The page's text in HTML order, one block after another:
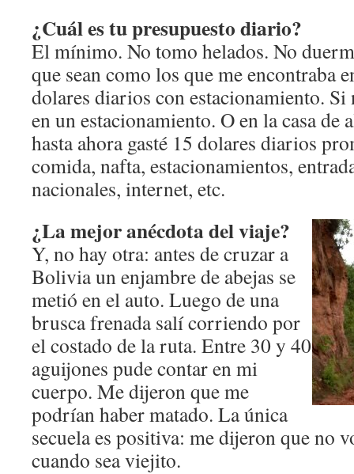
¿Cuál es tu presupuesto diario?
El mínimo. No tomo helados. No
que sean como los que me encontraba
dolares diarios con estacionamiento.
en un estacionamiento. O en la casa de
hasta ahora gasté 15 dolares diarios
comida, nafta, estacionamientos,
nacionales, internet, etc.
¿La mejor anécdota del viaje?
Y, no hay otra: antes de cruzar a
Bolivia un enjambre de abejas se
metió en el auto. Luego de una
brusca frenada salí corriendo por
el costado de la ruta. Entre 30 y 40
aguijones pude contar en mi
cuerpo. Me dijeron que me
podrían haber matado. La única
secuela es positiva: me dijeron que no
cuando sea viejito.